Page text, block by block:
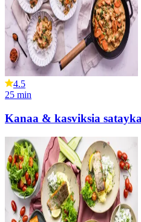
4.5
25 min
Kanaa & kasviksia